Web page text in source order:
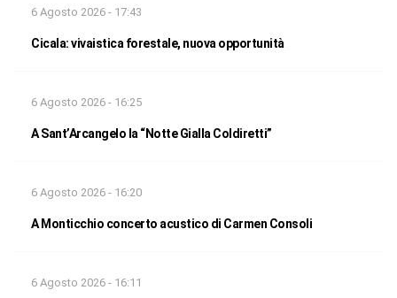
6 Agosto 2026 - 17:43
Cicala: vivaistica forestale, nuova opportunità
6 Agosto 2026 - 16:25
A Sant’Arcangelo la “Notte Gialla Coldiretti”
6 Agosto 2026 - 16:20
A Monticchio concerto acustico di Carmen Consoli
6 Agosto 2026 - 16:11